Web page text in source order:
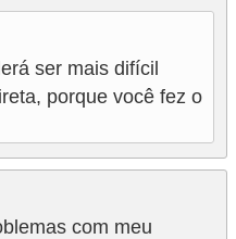
ser mais difícil
porque você fez o
com meu